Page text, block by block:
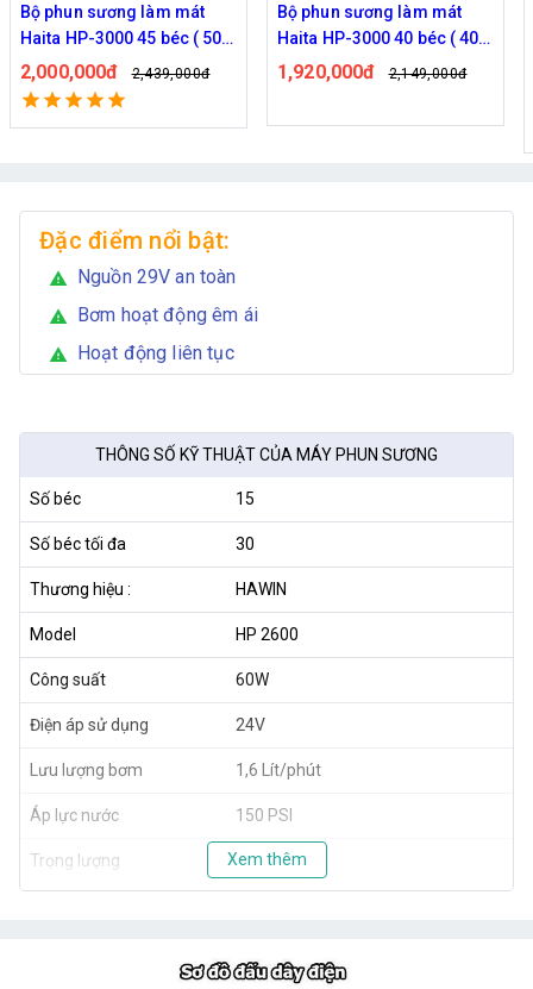
Bộ phun sương làm mát
Haita HP-3000 40 béc ( 40M
dây )
1,920,000đ 2,149,000đ
Hệ thống phun sương Haita
HP-3000 30 béc ( 30M dây )
1,770,000đ 2,209,000đ
Đã bán: 539
Đặc điểm nổi bật:
warning Nguồn 29V an toàn
warning Bơm hoạt động êm ái
warning Hoạt động liên tục
THÔNG SỐ KỸ THUẬT CỦA MÁY PHUN SƯƠNG
Số béc 15
Số béc tối đa 30
Thương hiệu : HAWIN
Model HP 2600
Công suất 60W
Điện áp sử dụng 24V
Lưu lượng bơm 1,6 Lít/phút
Áp lực nước 150 PSI
Trọng lượng 1,8kg
Xem thêm